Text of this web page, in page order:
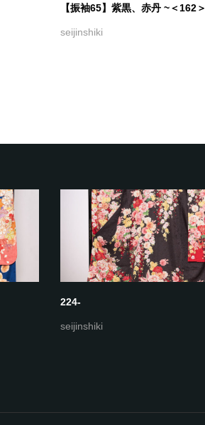
【振袖65】紫黒、赤丹 ~＜162＞
seijinshiki
224-
seijinshiki